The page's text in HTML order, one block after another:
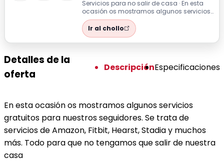
Servicios para no salir de casa · En esta
ocasión os mostramos algunos servicios
gratuitos para nuestros seguidores. ...
Ir al chollo
Detalles de la
oferta
DescripciónEspecificaciones
En esta ocasión os mostramos algunos servicios
gratuitos para nuestros seguidores. Se trata de
servicios de Amazon, Fitbit, Hearst, Stadia y muchos
más. Todo para que no tengamos que salir de nuestra
casa